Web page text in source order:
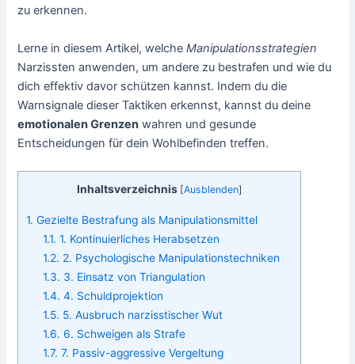
zu erkennen.
Lerne in diesem Artikel, welcheManipulationsstrategien
Narzissten anwenden, um andere zu bestrafen und wie du
dich effektiv davor schützen kannst. Indem du die
Warnsignale dieser Taktiken erkennst, kannst du deine
emotionalen Grenzen wahren und gesunde
Entscheidungen für dein Wohlbefinden treffen.
Inhaltsverzeichnis [Ausblenden]
1. Gezielte Bestrafung als Manipulationsmittel
1.1. 1. Kontinuierliches Herabsetzen
1.2. 2. Psychologische Manipulationstechniken
1.3. 3. Einsatz von Triangulation
1.4. 4. Schuldprojektion
1.5. 5. Ausbruch narzisstischer Wut
1.6. 6. Schweigen als Strafe
1.7. 7. Passiv-aggressive Vergeltung